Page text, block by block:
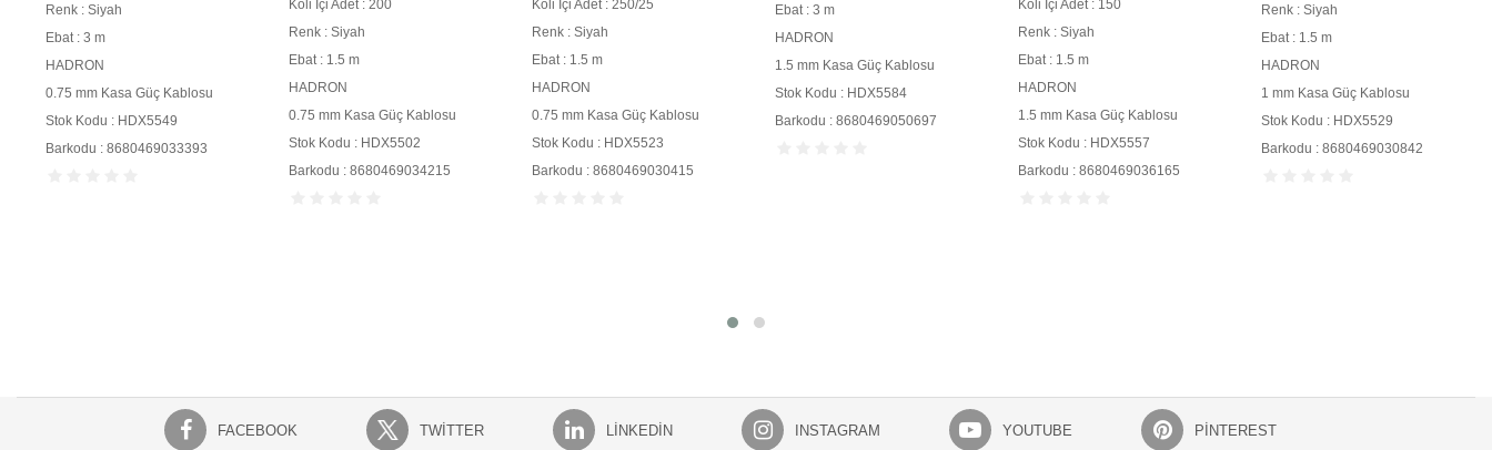
Renk : Siyah
Ebat : 3 m
HADRON
0.75 mm Kasa Güç Kablosu
Stok Kodu : HDX5549
Barkodu : 8680469033393
Koli İçi Adet : 200
Renk : Siyah
Ebat : 1.5 m
HADRON
0.75 mm Kasa Güç Kablosu
Stok Kodu : HDX5502
Barkodu : 8680469034215
Koli İçi Adet : 250/25
Renk : Siyah
Ebat : 1.5 m
HADRON
0.75 mm Kasa Güç Kablosu
Stok Kodu : HDX5523
Barkodu : 8680469030415
Ebat : 3 m
HADRON
1.5 mm Kasa Güç Kablosu
Stok Kodu : HDX5584
Barkodu : 8680469050697
Koli İçi Adet : 150
Renk : Siyah
Ebat : 1.5 m
HADRON
1.5 mm Kasa Güç Kablosu
Stok Kodu : HDX5557
Barkodu : 8680469036165
Renk : Siyah
Ebat : 1.5 m
HADRON
1 mm Kasa Güç Kablosu
Stok Kodu : HDX5529
Barkodu : 8680469030842
FACEBOOK TWITTER LINKEDIN INSTAGRAM YOUTUBE PINTEREST